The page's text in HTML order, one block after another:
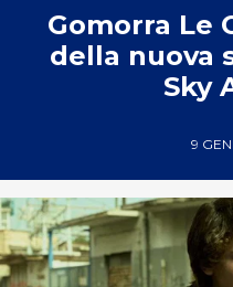
Gomorra Le
della nuova
Sky
9